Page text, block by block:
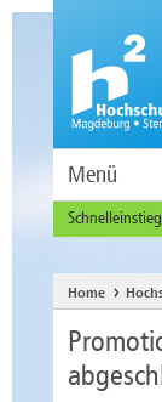
Menü
Schnelleinstieg
Alumni
Home